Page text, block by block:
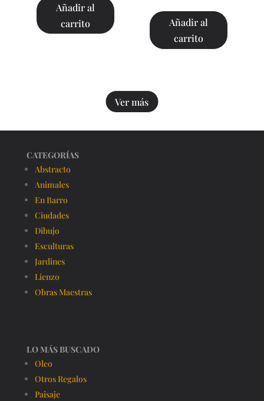
Añadir al
carrito
Añadir al
carrito
Ver más
CATEGORÍAS
Abstracto
Animales
En Barro
Ciudades
Dibujo
Esculturas
Jardines
Lienzo
Obras Maestras
LO MÁS BUSCADO
Oleo
Otros Regalos
Paisaje